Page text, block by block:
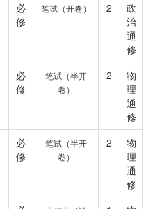
必
修
笔试（开卷） 2
政
治
通
修
必
修
笔试（半开
卷）
2
物
理
通
修
必
修
笔试（半开
卷）
2
物
理
通
修